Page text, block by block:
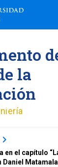
la
en el capítulo
Daniel Matamala